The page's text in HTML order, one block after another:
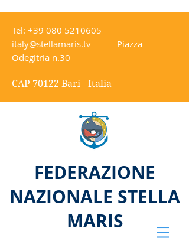
Tel: +39 080 5210605
italy@stellamaris.tv Piazza
Odegitria n.30
CAP 70122 Bari - Italia
FEDERAZIONE
NAZIONALE STELLA
MARIS